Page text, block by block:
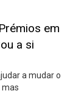
em
a si
a mudar o
mas